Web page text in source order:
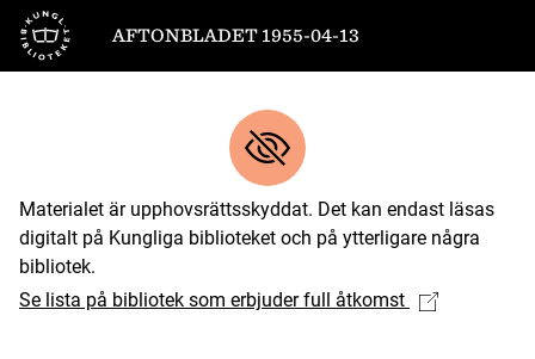
Till startsidan
AFTONBLADET 1955-04-13
Materialet är upphovsrättsskyddat. Det kan endast läsas
digitalt på Kungliga biblioteket och på ytterligare några
bibliotek.
Se lista på bibliotek som erbjuder full åtkomst